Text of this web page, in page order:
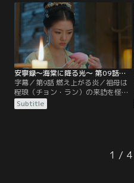
宅。だが、祖母は遠景閣から戻らな
い羅宜寧を心配するあまり倒れて危
篤となっていた。そこで羅宜寧は最
後の頼みの綱である杜（ドゥー）医
師に診療をお願いするが断られてし
まう。
安寧録～海棠に降る光～ 第09話／字幕
字幕／第9話 燃え上がる炎／祖母は
程琅（チョン・ラン）の来訪を怪し
み、陸嘉学（ルー・ジアシュエ）に
命を狙われていると恐れる羅宜寧
宜怜（ルオ・イーリエン）に焚きつ
けられた羅宜玉（ルオ・イーユー）
Subtitle
1